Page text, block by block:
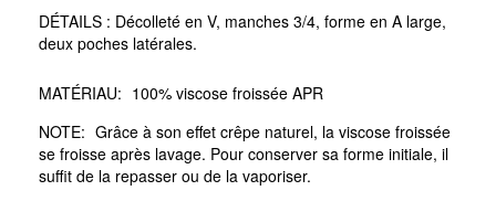
DÉTAILS : Décolleté en V, manches 3/4, forme en A large,
deux poches latérales.
MATÉRIAU: 100% viscose froissée APR
NOTE: Grâce à son effet crêpe naturel, la viscose froissée
se froisse après lavage. Pour conserver sa forme initiale, il
suffit de la repasser ou de la vaporiser.